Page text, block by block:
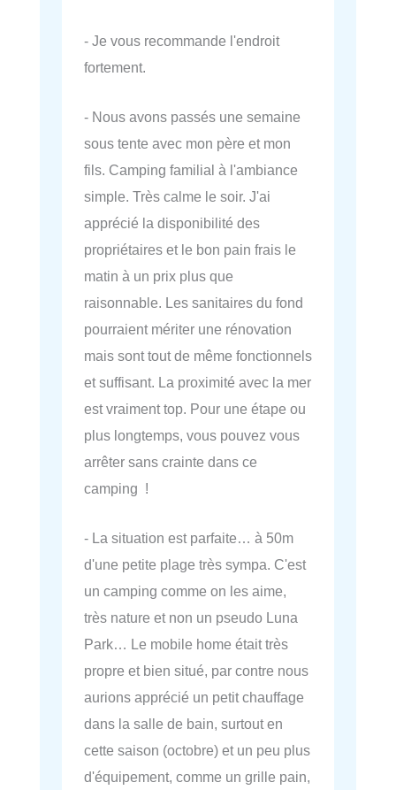
- Je vous recommande l'endroit
fortement.
- Nous avons passés une semaine
sous tente avec mon père et mon
fils. Camping familial à l'ambiance
simple. Très calme le soir. J'ai
apprécié la disponibilité des
propriétaires et le bon pain frais le
matin à un prix plus que
raisonnable. Les sanitaires du fond
pourraient mériter une rénovation
mais sont tout de même fonctionnels
et suffisant. La proximité avec la mer
est vraiment top. Pour une étape ou
plus longtemps, vous pouvez vous
arrêter sans crainte dans ce
camping !
- La situation est parfaite… à 50m
d'une petite plage très sympa. C'est
un camping comme on les aime,
très nature et non un pseudo Luna
Park… Le mobile home était très
propre et bien situé, par contre nous
aurions apprécié un petit chauffage
dans la salle de bain, surtout en
cette saison (octobre) et un peu plus
d'équipement, comme un grille pain,